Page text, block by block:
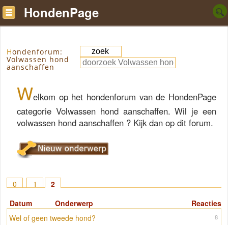
HondenPage
Hondenforum:
Volwassen hond
aanschaffen
Welkom op het hondenforum van de HondenPage
categorie Volwassen hond aanschaffen. Wil je een
volwassen hond aanschaffen ? Kijk dan op dit forum.
0 1
2
Reacties
Datum Onderwerp
8
Wel of geen tweede hond?